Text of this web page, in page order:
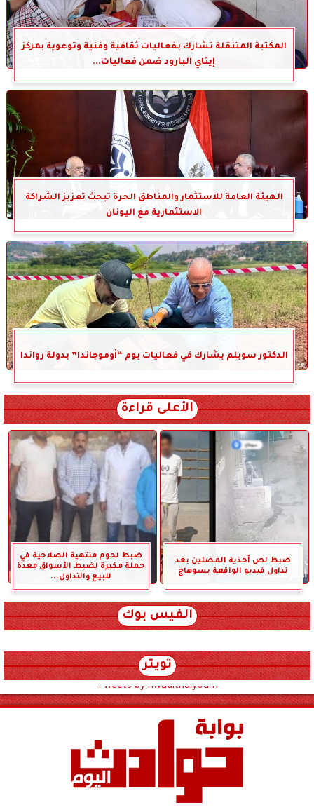
المكتبة المتنقلة تشارك بفعاليات ثقافية وفنية وتوعوية بمركز
إيتاي البارود ضمن فعاليات...
الهيئة العامة للاستثمار والمناطق الحرة تبحث تعزيز الشراكة
الاستثمارية مع اليونان
الدكتور سويلم يشارك في فعاليات يوم “أوموجاندا” بدولة رواندا
الأعلى قراءة
ضبط لص أحذية المصلين بعد
تداول فيديو الواقعة بسوهاج
ضبط لحوم منتهية الصلاحية في
حملة مكبرة لضبط الأسواق معدة
للبيع والتداول...
الفيس بوك
تويتر
Tweets by hwadithalyoum